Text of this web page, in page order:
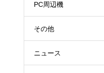
PC周辺機
その他
ニュース